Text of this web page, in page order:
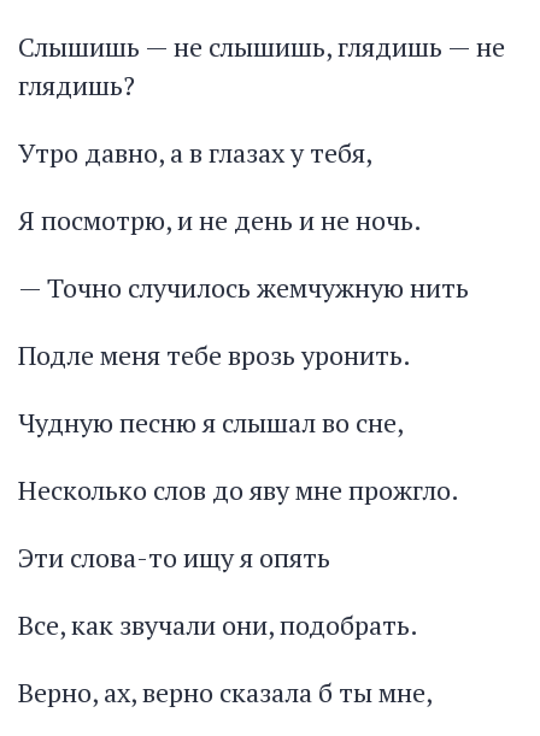
Слышишь — не слышишь, глядишь — не
глядишь?
Утро давно, а в глазах у тебя,
Я посмотрю, и не день и не ночь.
— Точно случилось жемчужную нить
Подле меня тебе врозь уронить.
Чудную песню я слышал во сне,
Несколько слов до яву мне прожгло.
Эти слова-то ищу я опять
Все, как звучали они, подобрать.
Верно, ах, верно сказала б ты мне,